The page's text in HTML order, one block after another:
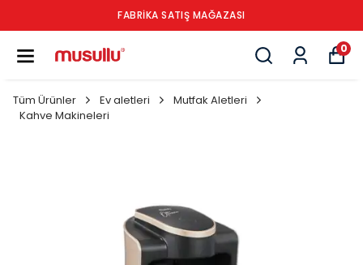
FABRİKA SATIŞ MAĞAZASI
0
Tüm Ürünler Ev aletleri
Mutfak Aletleri
Kahve Makineleri